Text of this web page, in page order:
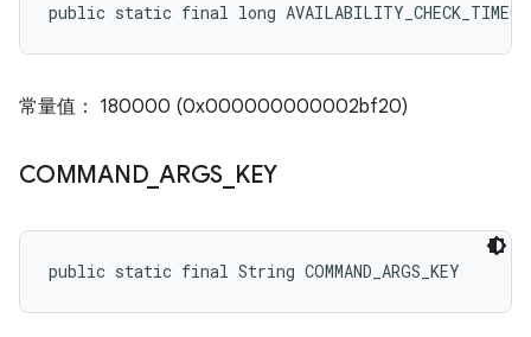
public static final long
常量值： 180000 (0x000000000002bf20)
COMMAND_ ARGS KEY
public static final String COMMAND_ARGS_KEY